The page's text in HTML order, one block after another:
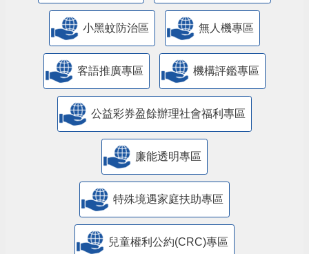
小黑蚊防治區 無人機專區
客語推廣專區 機構評鑑專區
公益彩券盈餘辦理社會福利專區
廉能透明專區
特殊境遇家庭扶助專區
兒童權利公約(CRC)專區